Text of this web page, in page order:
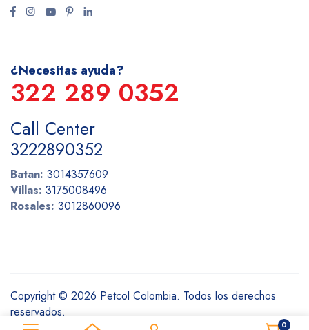
¿Necesitas ayuda?
322 289 0352
Call Center
3222890352
Batan: 3014357609
Villas: 3175008496
Rosales: 3012860096
Copyright © 2026 Petcol Colombia. Todos los derechos
reservados.
0